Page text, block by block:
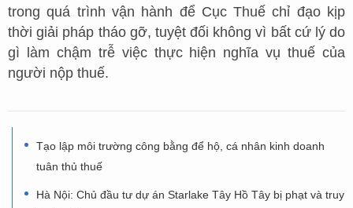
trong quá trình vận hành để Cục Thuế chỉ đạo kịp
thời giải pháp tháo gỡ, tuyệt đối không vì bất cứ lý do
gì làm chậm trễ việc thực hiện nghĩa vụ thuế của
người nộp thuế.
Tạo lập môi trường công bằng để hộ, cá nhân kinh doanh
tuân thủ thuế
Hà Nội: Chủ đầu tư dự án Starlake Tây Hồ Tây bị phạt và truy